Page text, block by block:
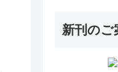
新刊のご